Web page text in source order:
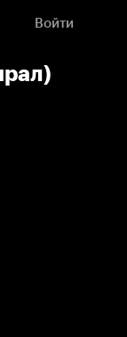
Войти